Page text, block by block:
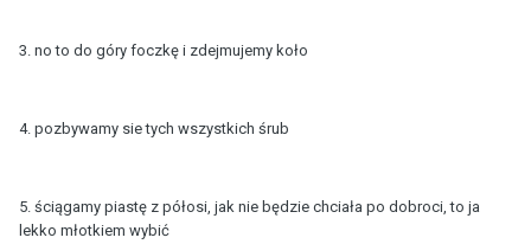
3. no to do góry foczkę i zdejmujemy koło
4. pozbywamy sie tych wszystkich śrub
5. ściągamy piastę z półosi, jak nie będzie chciała po dobroci, to ja
lekko młotkiem wybić